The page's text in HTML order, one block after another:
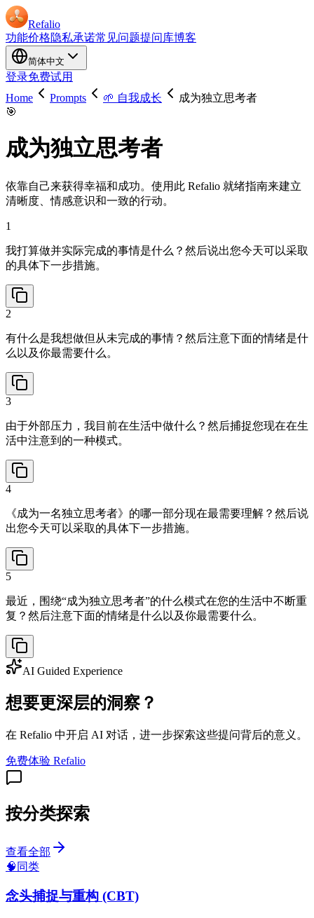
Refalio
功能价格隐私承诺常见问题提问库博客
简体中文
登录免费试用
Home
Prompts 🌱 自我成长
成为独立思考者
🎯
成为独立思考者
依靠自己来获得幸福和成功。使用此 Refalio 就绪指南来建立
清晰度、情感意识和一致的行动。
1
我打算做并实际完成的事情是什么？然后说出您今天可以采取
的具体下一步措施。
2
有什么是我想做但从未完成的事情？然后注意下面的情绪是什
么以及你最需要什么。
3
由于外部压力，我目前在生活中做什么？然后捕捉您现在在生
活中注意到的一种模式。
4
《成为一名独立思考者》的哪一部分现在最需要理解？然后说
出您今天可以采取的具体下一步措施。
5
最近，围绕“成为独立思考者”的什么模式在您的生活中不断重
复？然后注意下面的情绪是什么以及你最需要什么。
AI Guided Experience
想要更深层的洞察？
在 Refalio 中开启 AI 对话，进一步探索这些提问背后的意义。
免费体验 Refalio
按分类探索
查看全部
🧠 同类
念头捕捉与重构 (CBT)